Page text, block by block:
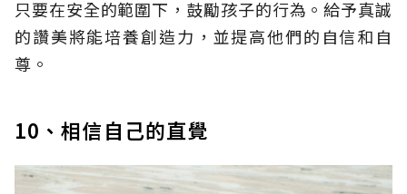
只要在安全的範圍下，鼓勵孩子的行為。給予真誠
的讚美將能培養創造力，並提高他們的自信和自
尊。
10、相信自己的直覺